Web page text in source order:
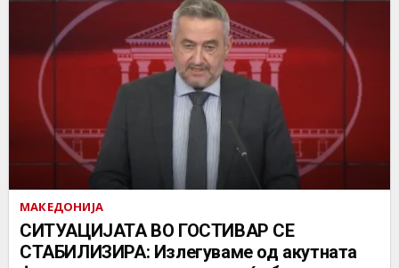
МАКЕДОНИЈА
СИТУАЦИЈАТА ВО ГОСТИВАР СЕ
СТАБИЛИЗИРА: Излегуваме од акутната